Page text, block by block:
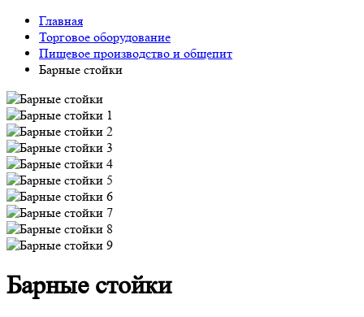
Главная
Торговое оборудование
Пищевое производство и общепит
Барные стойки
Барные стойки